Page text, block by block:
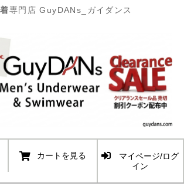
専門店 GuyDANs_ガイダンス
カートを見る
マイページ/ログ
イン